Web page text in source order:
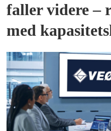
faller videre –
med